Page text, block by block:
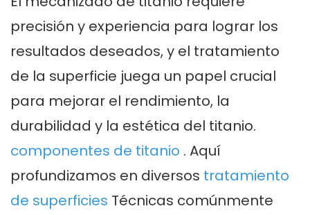
precisión y experiencia para lograr los
resultados deseados, y el tratamiento
de la superficie juega un papel crucial
para mejorar el rendimiento, la
durabilidad y la estética del titanio.
componentes de titanio . Aquí
profundizamos en diversos tratamiento
de superficies Técnicas comúnmente